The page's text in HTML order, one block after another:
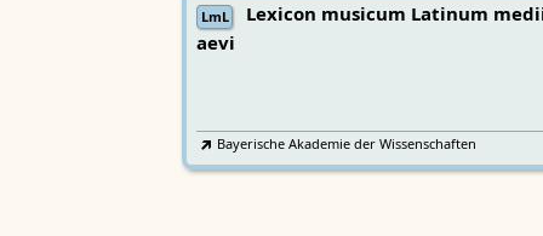
LmL
Lexicon musicum Latinum
aevi
Bayerische Akademie der Wissenschaften